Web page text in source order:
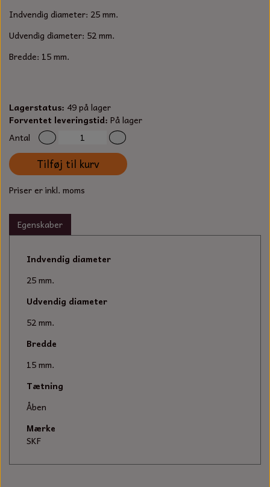
SORTIMENT
OLIE TIL SMÅMOTORER & HAVEMASKINER
SPÆNDEBÅND
BENSINSLANGE OG FILTRE
STARTSNOR OG TILBEHØR
UNIVERSAL REMSKIVER OG STYRERULLER
SMERGELLÆRRED
STIKSAV KLINGER
MEJSLER
VÆRKTØJSSÆT
FEDTPRESSER
Indvendig diameter: 25 mm.
Udvendig diameter: 52 mm.
Bredde: 15 mm.
Lagerstatus: 49 på lager
Forventet leveringstid: På lager
Antal
Tilføj til kurv
Priser er inkl. moms
Egenskaber
Indvendig diameter
25 mm.
Udvendig diameter
52 mm.
Bredde
15 mm.
Tætning
Åben
Mærke
SKF